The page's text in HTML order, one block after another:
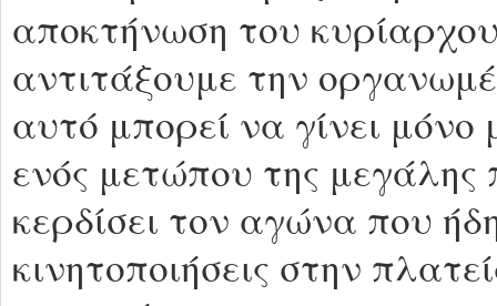
αποκτήνωση του
αντιτάξουμε την
αυτό μπορεί να γίνει
ενός μετώπου της
κερδίσει τον αγώνα που
κινητοποιήσεις στην